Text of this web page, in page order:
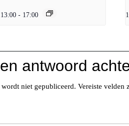
- 17:00
antwoord
wordt niet gepubliceerd. Vereiste velden